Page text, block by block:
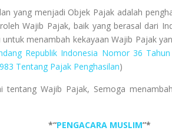
yang menjadi Objek Pajak adalah
Wajib Pajak, baik yang berasal dari
menambah kekayaan Wajib Pajak
Republik Indonesia Nomor 36
Tentang Pajak Penghasilan)
tentang Wajib Pajak, Semoga
*“PENGACARA MUSLIM”*